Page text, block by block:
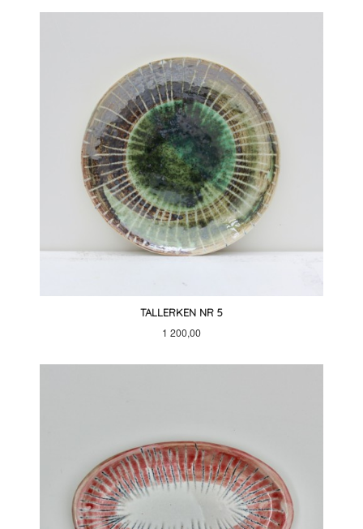
TALLERKEN NR 5
Pris
1 200,00